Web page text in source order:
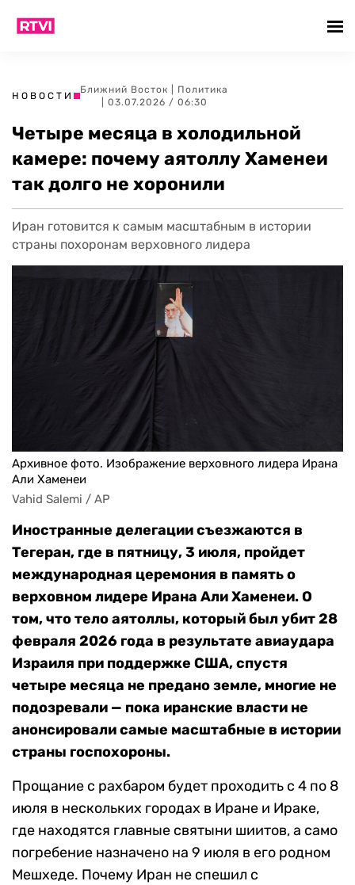
НОВОСТИ
Ближний Восток
Политика
| 03.07.2026 / 06:30
Четыре месяца в холодильной
камере: почему аятоллу Хаменеи
так долго не хоронили
Иран готовится к самым масштабным в истории
страны похоронам верховного лидера
Архивное фото. Изображение верховного лидера Ирана
Али Хаменеи
Vahid Salemi / AP
Иностранные делегации съезжаются в
Тегеран, где в пятницу, 3 июля, пройдет
международная церемония в память о
верховном лидере Ирана Али Хаменеи. О
том, что тело аятоллы, который был убит 28
февраля 2026 года в результате авиаудара
Израиля при поддержке США,спустя
четыре месяца не предано земле, многие не
подозревали — пока иранские власти не
анонсировали самые масштабные в истории
страны госпохороны.
Прощание с рахбаром будет проходить с 4 по 8
июля в нескольких городах в Иране и Ираке,
где находятся главные святыни шиитов, а само
погребение назначено на 9 июля в его родном
Мешхеде. Почему Иран не спешил с